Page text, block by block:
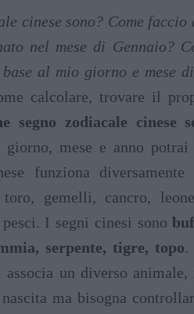
cinese sono? Come faccio
nel mese di Gennaio?
al mio giorno e mese
calcolare, trovare il
segno zodiacale cinese
mese e anno potrai
funziona diversamente
gemelli, cancro,
I segni cinesi sono
serpente, tigre, topo.
un diverso animale,
ma bisogna